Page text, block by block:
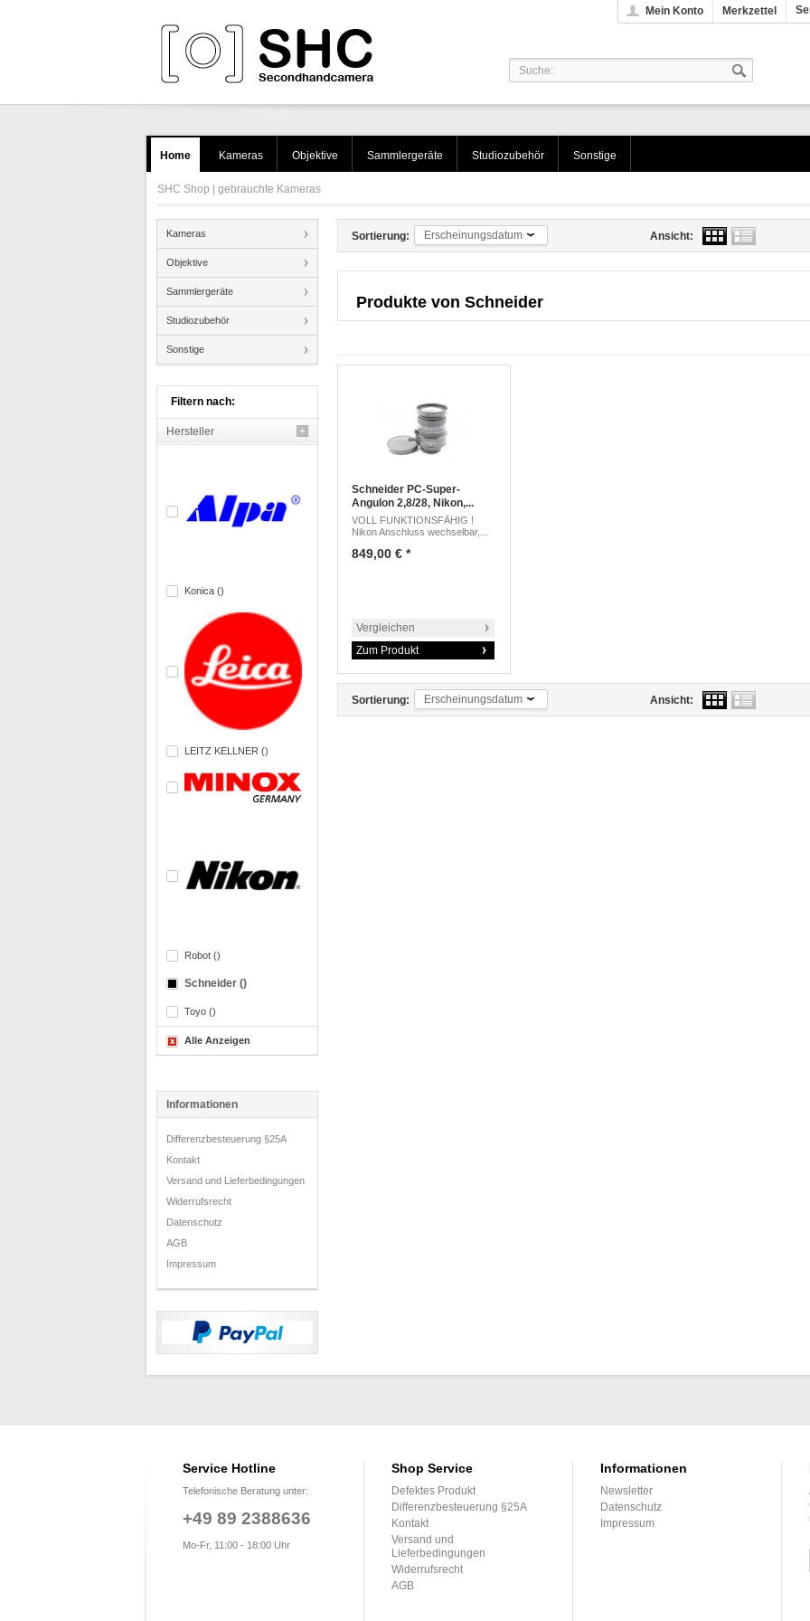
Mein Konto Merkzettel
Home Kameras Objektive Sammlergeräte Studiozubehör Sonstige
SHC Shop | gebrauchte Kameras
Kameras
Objektive
Sammlergeräte
Studiozubehör
Sonstige
Filtern nach:
Hersteller
Konica ()
LEITZ KELLNER ()
Robot ()
Schneider ()
Toyo ()
Alle Anzeigen
Informationen
Differenzbesteuerung §25A
Kontakt
Versand und Lieferbedingungen
Widerrufsrecht
Datenschutz
AGB
Impressum
Sortierung: Erscheinungsdatum Ansicht:
Produkte von Schneider
Schneider PC-Super-
Angulon 2,8/28, Nikon,...
VOLL FUNKTIONSFÄHIG !
Nikon Anschluss wechselbar,...
849,00 € *
Vergleichen
Zum Produkt
Sortierung: Erscheinungsdatum Ansicht:
Service Hotline
Telefonische Beratung unter:
+49 89 2388636
Mo-Fr, 11:00 - 18:00 Uhr
Shop Service
Defektes Produkt
Differenzbesteuerung §25A
Kontakt
Versand und
Lieferbedingungen
Widerrufsrecht
AGB
Informationen
Newsletter
Datenschutz
Impressum